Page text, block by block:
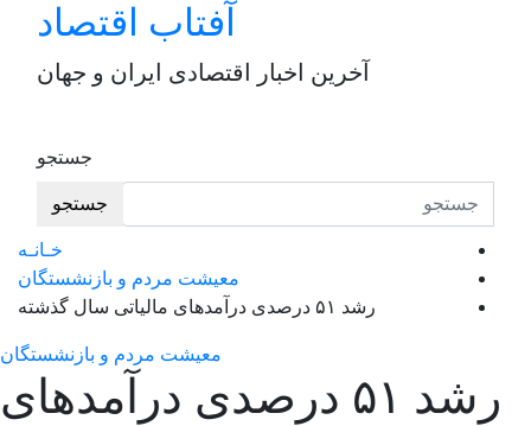
آفتاب اقتصاد
آخرین اخبار اقتصادی ایران و جهان
جستجو
جستجو
خـانـه
معیشت مردم و بازنشستگان
رشد ۵۱ درصدی درآمدهای مالیاتی سال گذشته
معیشت مردم و بازنشستگان
رشد ۵۱ درصدی درآمدهای